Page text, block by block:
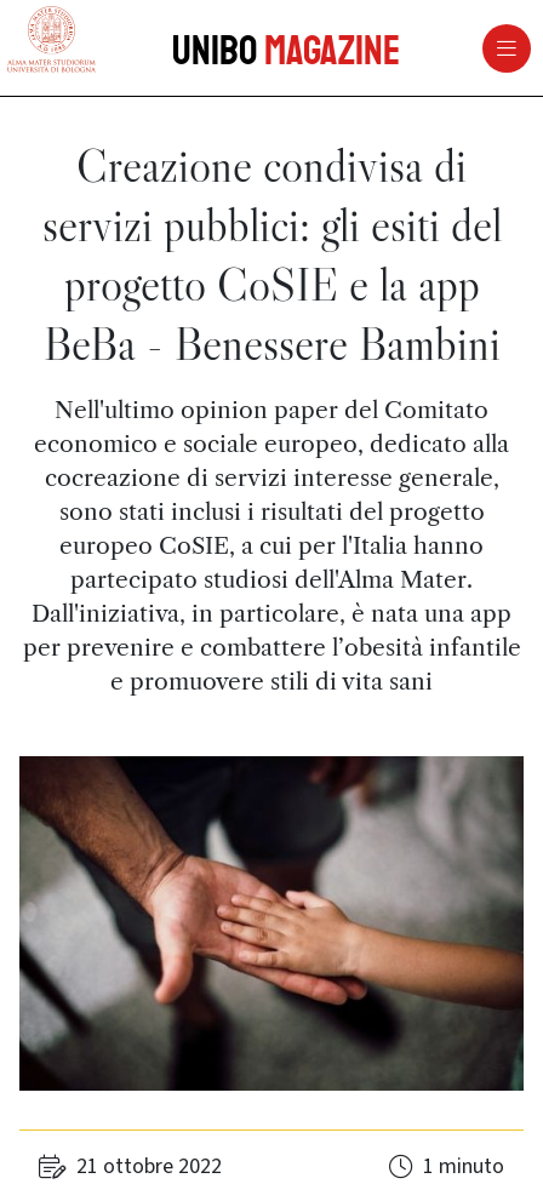
vai al contenuto della pagina
UniboMagazine
Creazione condivisa di
servizi pubblici: gli esiti del
progetto CoSIE e la app
BeBa - Benessere Bambini
Nell'ultimo opinion paper del Comitato
economico e sociale europeo, dedicato alla
cocreazione di servizi interesse generale,
sono stati inclusi i risultati del progetto
europeo CoSIE, a cui per l'Italia hanno
partecipato studiosi dell'Alma Mater.
Dall'iniziativa, in particolare, è nata una app
per prevenire e combattere l’obesità infantile
e promuovere stili di vita sani
21 ottobre 2022 1 minuto